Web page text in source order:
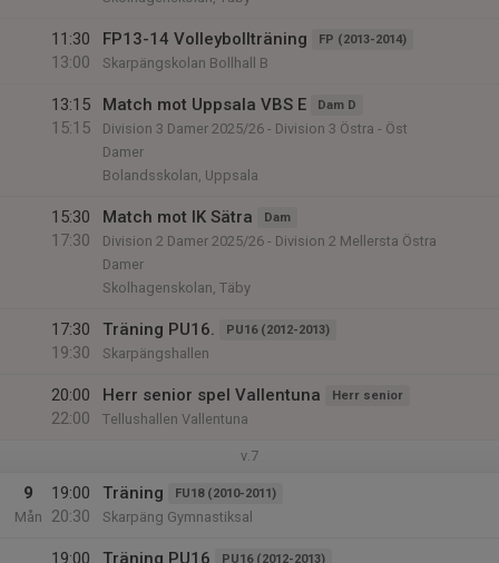
11:30
13:00
FP13-14 Volleybollträning FP (2013-2014)
Skarpängskolan Bollhall B
13:15
15:15
Match mot Uppsala VBS E Dam D
Division 3 Damer 2025/26 - Division 3 Östra - Öst
Damer
Bolandsskolan, Uppsala
15:30
17:30
Match mot IK Sätra Dam
Division 2 Damer 2025/26 - Division 2 Mellersta Östra
Damer
Skolhagenskolan, Täby
17:30
19:30
Träning PU16. PU16 (2012-2013)
Skarpängshallen
20:00
22:00
Herr senior spel Vallentuna Herr senior
Tellushallen Vallentuna
v.7
9
Mån
19:00
20:30
Träning FU18 (2010-2011)
Skarpäng Gymnastiksal
19:00
Träning PU16 PU16 (2012-2013)